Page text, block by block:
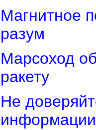
Магнитное
разум
Марсоход
ракету
Не
информации